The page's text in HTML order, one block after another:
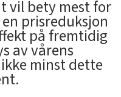
vil bety mest for
prisreduksjon
på fremtidig
av vårens
minst dette